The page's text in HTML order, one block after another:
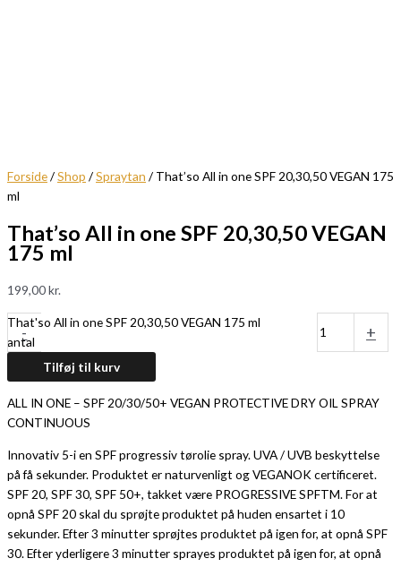
Forside/Shop /Spraytan / That’so All in one SPF 20,30,50 VEGAN 175
ml
That’so All in one SPF 20,30,50 VEGAN
175 ml
199,00kr.
-
That'so All in one SPF 20,30,50 VEGAN 175 ml
antal
+
Tilføj til kurv
ALL IN ONE – SPF 20/30/50+ VEGAN PROTECTIVE DRY OIL SPRAY
CONTINUOUS
Innovativ 5-i en SPF progressiv tørolie spray. UVA / UVB beskyttelse
på få sekunder. Produktet er naturvenligt og VEGANOK certificeret.
SPF 20, SPF 30, SPF 50+, takket være PROGRESSIVE SPFTM. For at
opnå SPF 20 skal du sprøjte produktet på huden ensartet i 10
sekunder. Efter 3 minutter sprøjtes produktet på igen for, at opnå SPF
30. Efter yderligere 3 minutter sprayes produktet på igen for, at opnå